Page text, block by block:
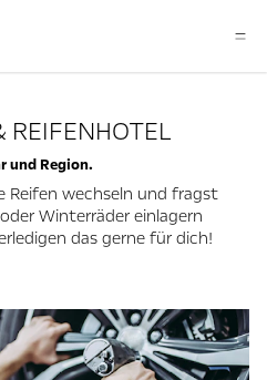
REIFENHOTEL
und Region.
Reifen wechseln und fragst
Winterräder einlagern
das gerne für dich!